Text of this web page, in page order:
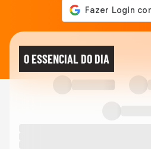
O ESSENCIAL DO DIA